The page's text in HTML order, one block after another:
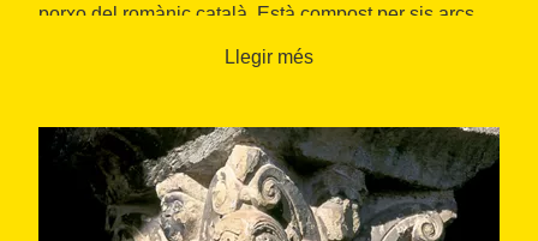
porxo del romànic català. Està compost per sis arcs
columnes de marbre polit de vetes blaves i blanques.
composta, estan historiats i s'han atribuït alMestre de
Cabestany: representen animals fantàstics, fulles
estilitzades, volutes i algun cap humà. També és
interessant la porta d'entrada, oberta amb un simple
arc de mig punt, que encara conserva la ferramenta
Llegir més